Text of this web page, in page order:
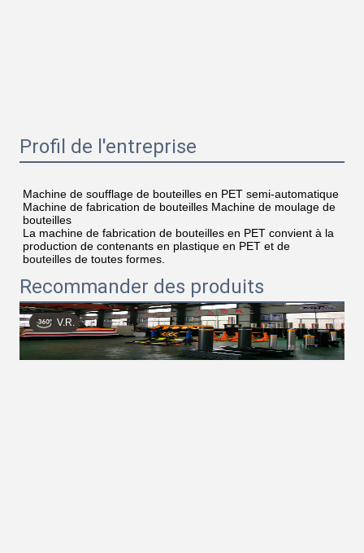
Profil de l'entreprise
Machine de soufflage de bouteilles en PET semi-automatique
Machine de fabrication de bouteilles Machine de moulage de
bouteilles
La machine de fabrication de bouteilles en PET convient à la
production de contenants en plastique en PET et de
bouteilles de toutes formes.
Recommander des produits
V.R.